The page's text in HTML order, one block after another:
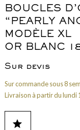
BOUCLES
“PEARLY
MODÈLE XL
OR BLANC
Sur devis
Sur commande sous 8
Livraison à partir du lundi
star